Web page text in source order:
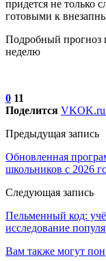
придется не только
готовыми к
Подробный прогноз
неделю
0 11
Поделится VKOK.ru
Предыдущая запись
Обновленная
школьников с 2026
Следующая запись
Пельменный код:
исследование
Вам также могут